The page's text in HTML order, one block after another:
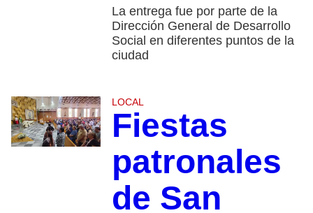
La entrega fue por parte de la
Dirección General de Desarrollo
Social en diferentes puntos de la
ciudad
LOCAL
Fiestas
patronales
de San